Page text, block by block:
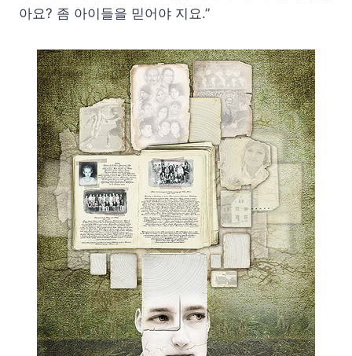
아요? 좀 아이들을 믿어야 지요.”